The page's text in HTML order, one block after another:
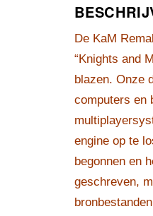
De KaM
“Knights and
blazen. Onze
computers en
engine op te
begonnen en
geschreven,